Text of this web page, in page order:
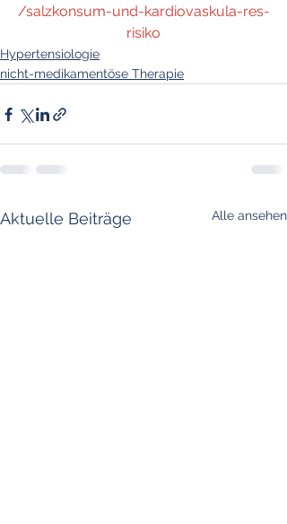
/salzkonsum-und-kardiovaskula-res-
risiko
Hypertensiologie
nicht-medikamentöse Therapie
Aktuelle Beiträge Alle ansehen